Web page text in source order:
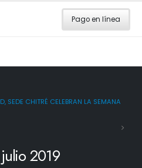
Pago en línea
SEDE CHITRÉ CELEBRAN LA SEMANA
2019